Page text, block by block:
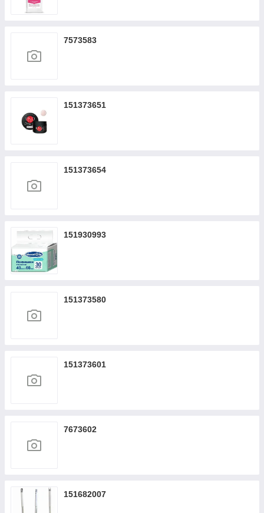
7573583
151373651
151373654
151930993
151373580
151373601
7673602
151682007